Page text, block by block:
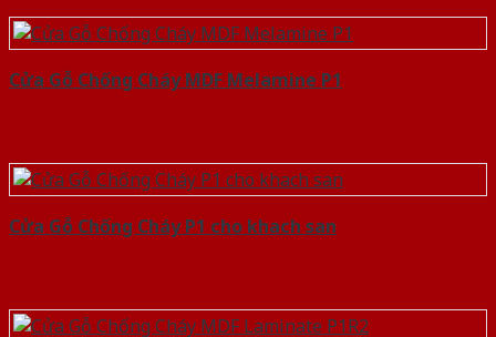
Cửa Gỗ Chống Cháy MDF Melamine P1
Cửa Gỗ Chống Cháy P1 cho khach san